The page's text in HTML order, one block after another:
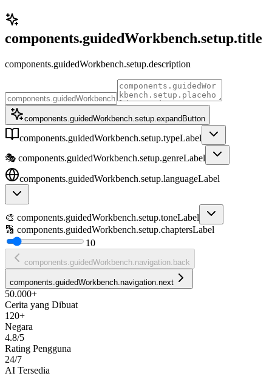
components.guidedWorkbench.setup.title
components.guidedWorkbench.setup.description
components.guidedWorkbench.setup.expandButton
components.guidedWorkbench.setup.typeLabel
🎭 components.guidedWorkbench.setup.genreLabel
components.guidedWorkbench.setup.languageLabel
🎨 components.guidedWorkbench.setup.toneLabel
🔢 components.guidedWorkbench.setup.chaptersLabel
10
components.guidedWorkbench.navigation.back
components.guidedWorkbench.navigation.next
50.000+
Cerita yang Dibuat
120+
Negara
4.8/5
Rating Pengguna
24/7
AI Tersedia